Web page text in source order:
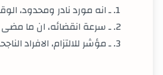
ـ انه مورد نادر ومحدود،
ـ سرعة انقضائه، ان ما
ـ مؤشر للالتزام، الافراد